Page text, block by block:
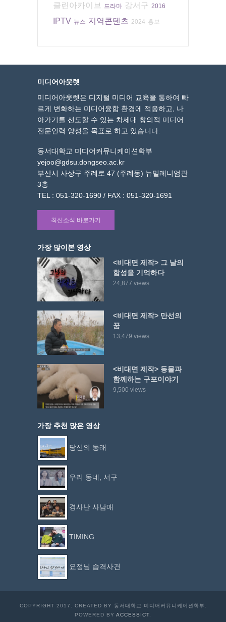
클린아카이브
드라마 강서구 2016
IPTV 뉴스 지역콘텐츠 2024 홍보
미디어아웃렛
미디어아웃렛은 디지털 미디어 교육을 통하여 빠
르게 변화하는 미디어융합 환경에 적응하고, 나
아가기를 선도할 수 있는 차세대 창의적 미디어
전문인력 양성을 목표로 하고 있습니다.
동서대학교 미디어커뮤니케이션학부
yejoo@gdsu.dongseo.ac.kr
부산시 사상구 주례로 47 (주례동) 뉴밀레니엄관
3층
TEL : 051-320-1690 / FAX : 051-320-1691
최신소식 바로가기
가장 많이본 영상
<비대면 제작> 그 날의
함성을 기억하다
24,877 views
<비대면 제작> 만선의
꿈
13,479 views
<비대면 제작> 동물과
함께하는 구포이야기
9,500 views
가장 추천 많은 영상
당신의 동래
우리 동네, 서구
경사난 사남매
TIMING
요정님 습격사건
COPYRIGHT 2017. CREATED BY 동서대학교 미디어커뮤니케이션학부.
POWERED BY ACCESSICT.